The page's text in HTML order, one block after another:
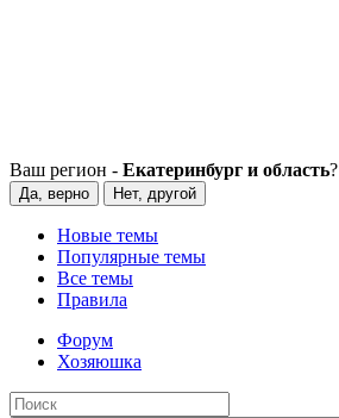
Ваш регион - Екатеринбург и область?
Да, верно Нет, другой
Новые темы
Популярные темы
Все темы
Правила
Форум
Хозяюшка